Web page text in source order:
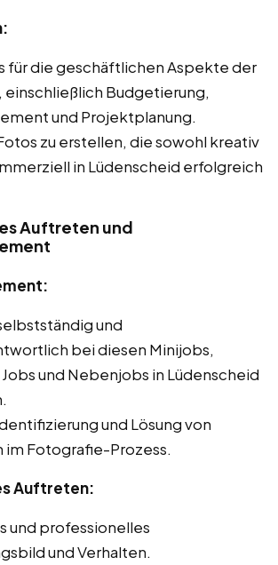
für die geschäftlichen Aspekte der
einschließlich Budgetierung,
und Projektplanung.
zu erstellen, die sowohl kreativ
in Lüdenscheid erfolgreich
Auftreten und
und
bei diesen Minijobs,
und Nebenjobs in Lüdenscheid
und Lösung von
im Fotografie-Prozess.
Auftreten:
und professionelles
und Verhalten.